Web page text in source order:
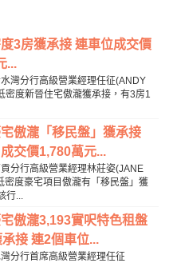
3房獲承接 連車位成交價
...
灣分行高級營業經理任征(ANDY
密度新晉住宅傲瀧獲承接，有3房1
傲瀧「移民盤」獲承接
交價1,780萬元...
分行高級營業經理林莊姿(JANE
密度豪宅項目傲瀧有「移民盤」獲
行...
傲瀧3,193實呎特色租盤
接 連2個車位...
分行首席高級營業經理任征